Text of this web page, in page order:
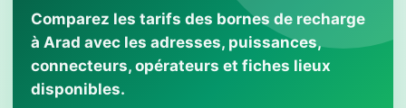
Comparez les tarifs des bornes de recharge
à Arad avec les adresses, puissances,
connecteurs, opérateurs et fiches lieux
disponibles.